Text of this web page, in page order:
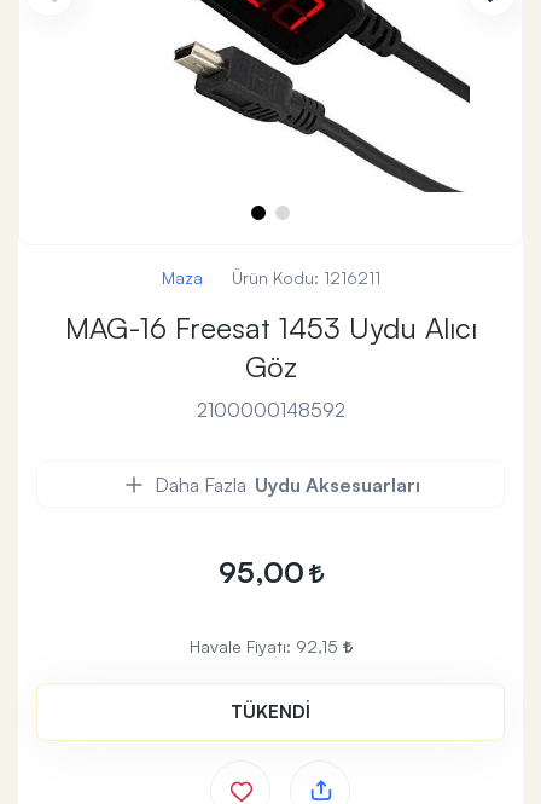
Maza Ürün Kodu: 1216211
MAG-16 Freesat 1453 Uydu Alıcı
Göz
2100000148592
Daha Fazla Uydu Aksesuarları
95,00
Havale Fiyatı: 92,15
TÜKENDİ